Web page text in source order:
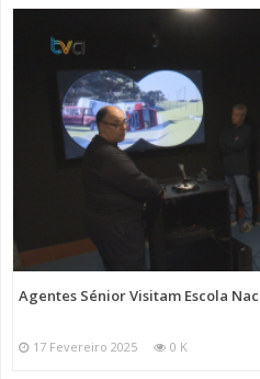
Agentes Sénior Visitam Escola
17 Fevereiro 2025 0 K